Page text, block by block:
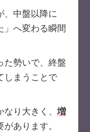
、中盤以降に
」へ変わる瞬間
た勢いで、終盤
しまうことで
なり大きく、 増
あります。